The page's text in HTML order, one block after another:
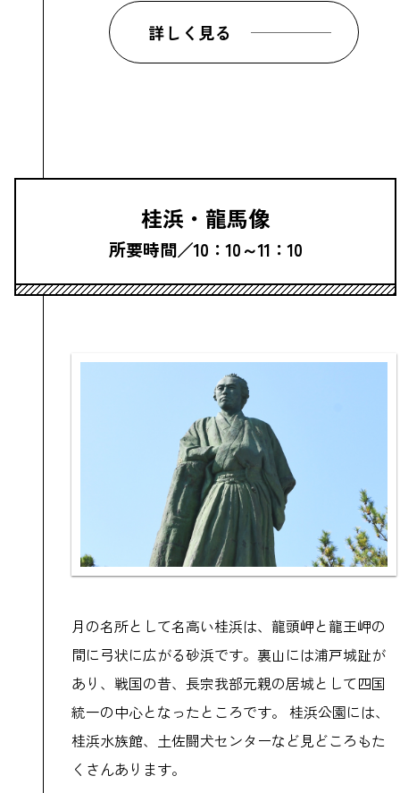
詳しく見る
桂浜・龍馬像
所要時間／10：10～11：10
月の名所として名高い桂浜は、龍頭岬と龍王岬の
間に弓状に広がる砂浜です。裏山には浦戸城趾が
あり、戦国の昔、長宗我部元親の居城として四国
統一の中心となったところです。 桂浜公園には、
桂浜水族館、土佐闘犬センターなど見どころもた
くさんあります。